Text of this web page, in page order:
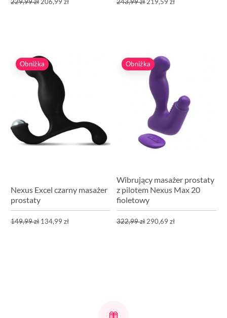
Obniżka
Nexus Excel czarny masażer
prostaty
149,99 zł 134,99 zł
Obniżka
Wibrujący masażer prostaty
z pilotem Nexus Max 20
fioletowy
322,99 zł290,69 zł